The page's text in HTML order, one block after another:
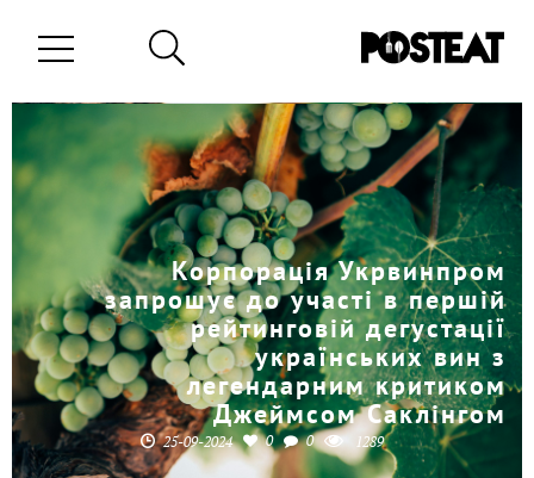
Корпорація Укрвинпром
запрошує до участі в першій
рейтинговій дегустації
українських вин з
легендарним критиком
Джеймсом Саклінгом
25-09-2024 0 0 1289